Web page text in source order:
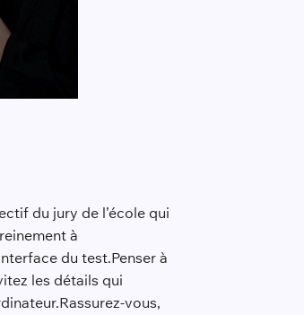
du jury de l’école qui
à
du test.Penser à
les détails qui
vous,